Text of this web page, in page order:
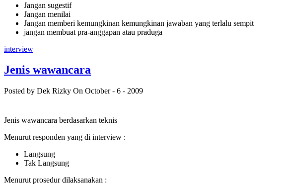
Jangan sugestif
Jangan menilai
Jangan memberi kemungkinan kemungkinan jawaban yang terlalu sempit
jangan membuat pra-anggapan atau praduga
interview
Jenis wawancara
Posted by Dek Rizky On October - 6 - 2009
Jenis wawancara berdasarkan teknis
Menurut responden yang di interview :
Langsung
Tak Langsung
Menurut prosedur dilaksanakan :